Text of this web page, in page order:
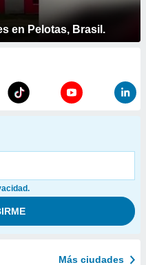
en Pelotas, Brasil.
Más ciudades